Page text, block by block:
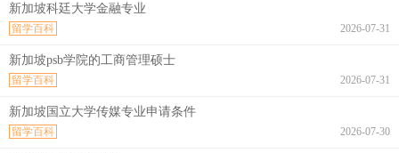
新加坡科廷大学金融专业
2026-07-31
留学百科
新加坡psb学院的工商管理硕士
2026-07-31
留学百科
新加坡国立大学传媒专业申请条件
2026-07-30
留学百科